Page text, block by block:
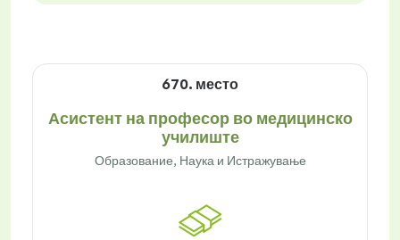
670. место
Асистент на професор во медицинско
училиште
Образование, Наука и Истражување